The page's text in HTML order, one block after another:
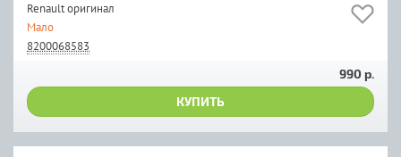
Renault оригинал
Мало
8200068583
990 р.
КУПИТЬ